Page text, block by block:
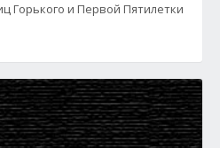
Горького и Первой Пятилетки